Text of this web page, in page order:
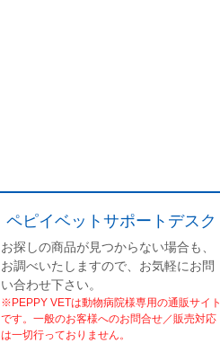
ペピイベットサポートデスク
お探しの商品が見つからない場合も、
お調べいたしますので、お気軽にお問
い合わせ下さい。
※PEPPY VETは動物病院様専用の通販サイト
です。一般のお客様へのお問合せ／販売対応
は一切行っておりません。